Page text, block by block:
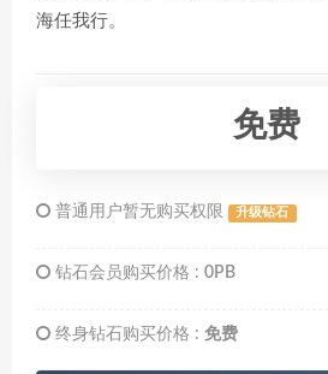
海任我行。
免费
普通用户暂无购买权限 升级钻石
钻石会员购买价格 : 0PB
终身钻石购买价格 : 免费